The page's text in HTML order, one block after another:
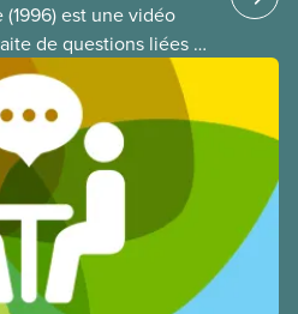
est une vidéo
de questions liées à
à notre syndicat. Elle
nationale du SCFP
montre des exemples
et de